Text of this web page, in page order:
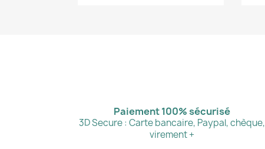
Paiement 100% sécurisé
3D Secure : Carte bancaire, Paypal, chèque,
virement +